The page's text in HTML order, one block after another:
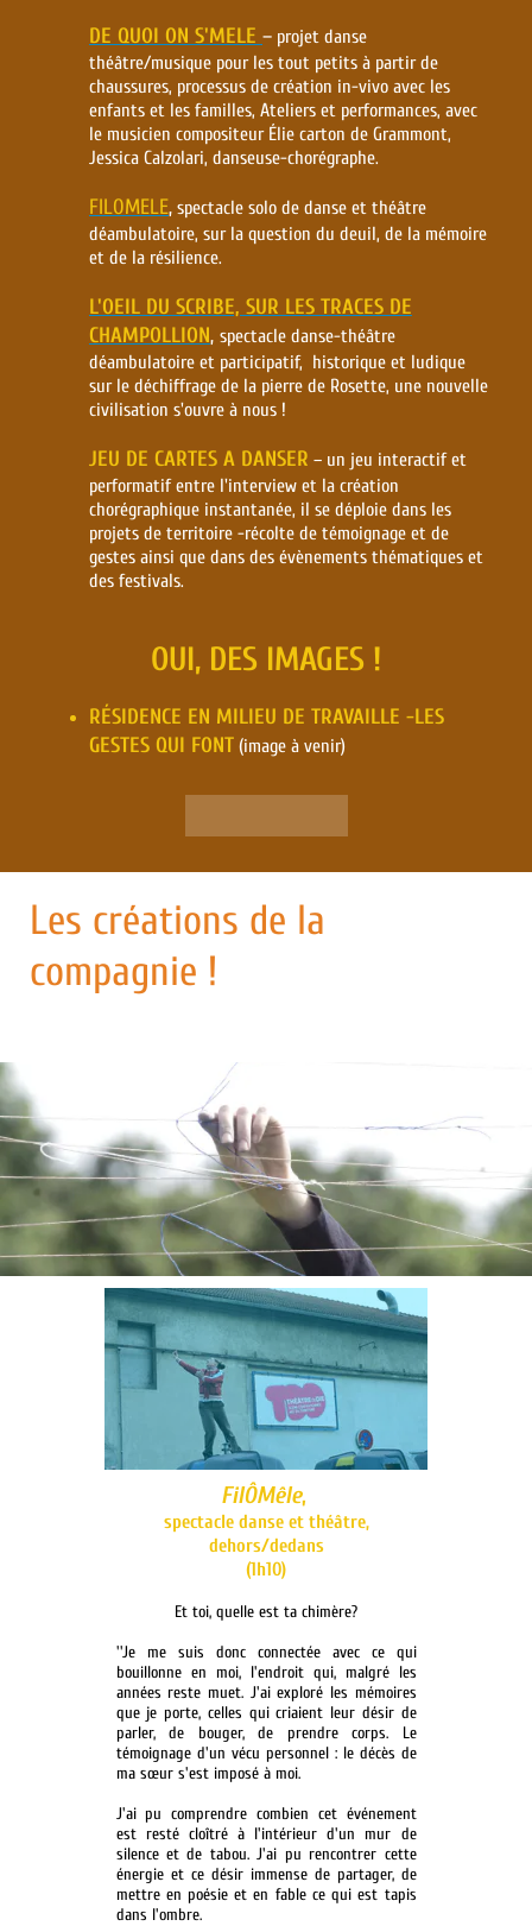
DE QUOI ON S'MELE – projet danse
théâtre/musique pour les tout petits à partir de
chaussures, processus de création in-vivo avec les
enfants et les familles, Ateliers et performances, avec
le musicien compositeur Élie carton de Grammont,
Jessica Calzolari, danseuse-chorégraphe.
FILOMELE, spectacle solo de danse et théâtre
déambulatoire, sur la question du deuil, de la mémoire
et de la résilience.
L'OEIL DU SCRIBE, SUR LES TRACES DE
CHAMPOLLION, spectacle danse-théâtre
déambulatoire et participatif, historique et ludique
sur le déchiffrage de la pierre de Rosette, une nouvelle
civilisation s'ouvre à nous !
JEU DE CARTES A DANSER – un jeu interactif et
performatif entre l'interview et la création
chorégraphique instantanée, il se déploie dans les
projets de territoire -récolte de témoignage et de
gestes ainsi que dans des évènements thématiques et
des festivals.
OUI, DES IMAGES !
RÉSIDENCE EN MILIEU DE TRAVAILLE -LES
GESTES QUI FONT (image à venir)
Les créations de la
compagnie !
FilÔMêle,
spectacle danse et théâtre,
dehors/dedans
(1h10)
Et toi, quelle est ta chimère?
''Je me suis donc connectée avec ce qui
bouillonne en moi, l'endroit qui, malgré les
années reste muet. J'ai exploré les mémoires
que je porte, celles qui criaient leur désir de
parler, de bouger, de prendre corps. Le
témoignage d'un vécu personnel : le décès de
ma sœur s'est imposé à moi.
J'ai pu comprendre combien cet événement
est resté cloîtré à l'intérieur d'un mur de
silence et de tabou. J'ai pu rencontrer cette
énergie et ce désir immense de partager, de
mettre en poésie et en fable ce qui est tapis
dans l'ombre.